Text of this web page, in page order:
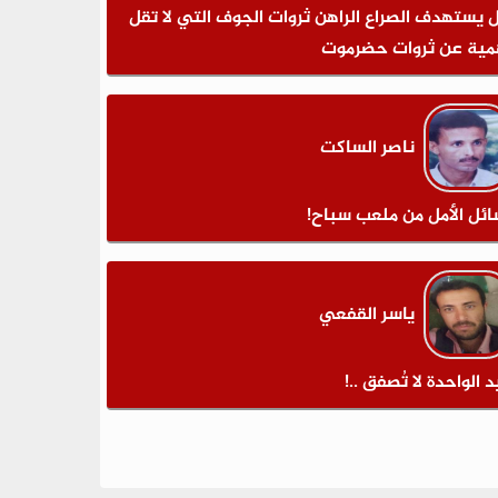
يستهدف الصراع الراهن ثروات الجوف التي لا تقل
عن ثروات حضرموت
ناصر الساكت
الأمل من ملعب سباح!
ياسر القفعي
الواحدة لا تُصفق ..!